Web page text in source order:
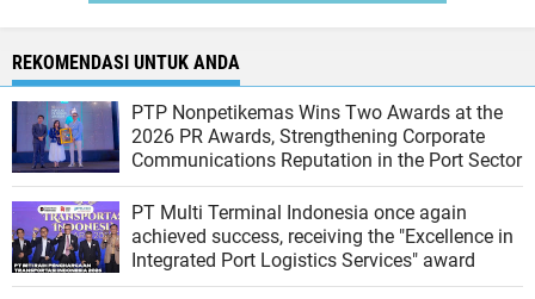
REKOMENDASI UNTUK ANDA
PTP Nonpetikemas Wins Two Awards at the
2026 PR Awards, Strengthening Corporate
Communications Reputation in the Port Sector
PT Multi Terminal Indonesia once again
achieved success, receiving the "Excellence in
Integrated Port Logistics Services" award